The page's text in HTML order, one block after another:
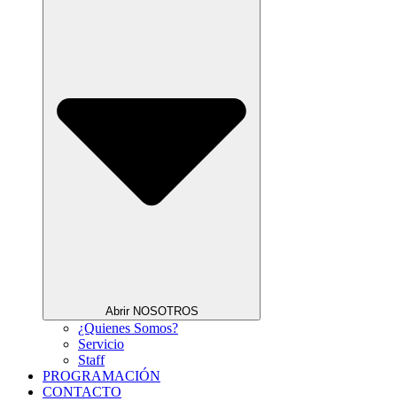
Abrir NOSOTROS
¿Quienes Somos?
Servicio
Staff
PROGRAMACIÓN
CONTACTO